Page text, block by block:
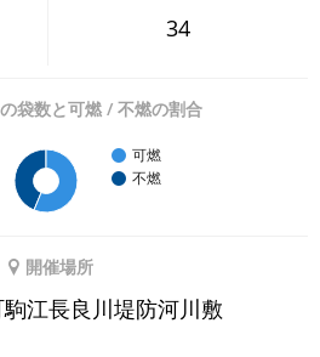
34
袋数と可燃 / 不燃の割合
可燃
不燃
開催場所
江長良川堤防河川敷